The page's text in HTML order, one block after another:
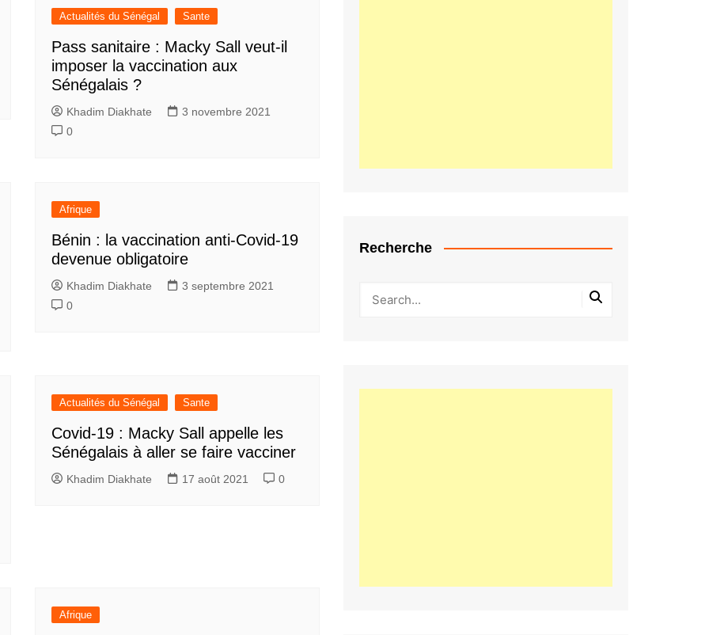
Actualités du Sénégal Sante
Pass sanitaire : Macky Sall veut-il
imposer la vaccination aux
Sénégalais ?
Khadim Diakhate
3 novembre 2021
0
Afrique
Bénin : la vaccination anti-Covid-19
devenue obligatoire
Khadim Diakhate
3 septembre 2021
0
Actualités du Sénégal Sante
Covid-19 : Macky Sall appelle les
Sénégalais à aller se faire vacciner
Khadim Diakhate 17 août 2021 0
Afrique
Recherche